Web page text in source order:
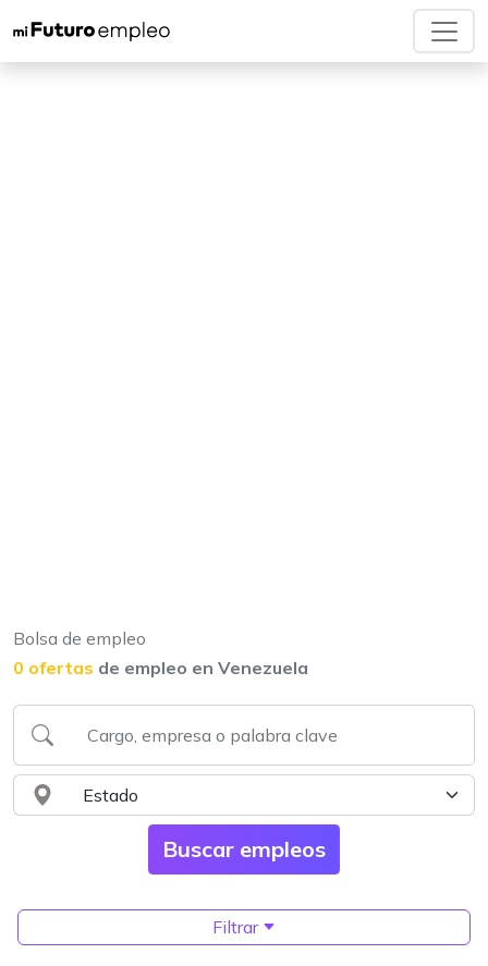
Bolsa de empleo
0 ofertas de empleo en Venezuela
Filtrar